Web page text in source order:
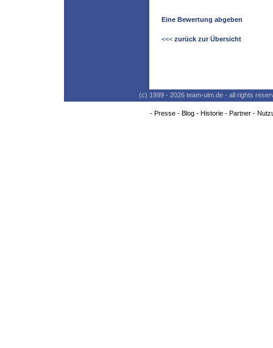
Eine Bewertung abgeben
<<< zurück zur Übersicht
(c) 1999 - 2026 team-ulm.de - all rights
- Presse- Blog- Historie- Partner-